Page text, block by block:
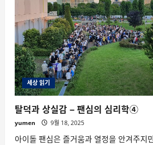
세상 읽기
탈덕과 상실감 – 팬심의 심리학④
yumen 9월 18, 2025
아이돌 팬심은 즐거움과 열정을 안겨주지